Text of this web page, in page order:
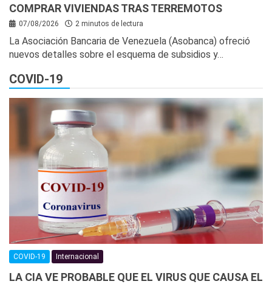
COMPRAR VIVIENDAS TRAS TERREMOTOS
07/08/2026 2 minutos de lectura
La Asociación Bancaria de Venezuela (Asobanca) ofreció
nuevos detalles sobre el esquema de subsidios y…
COVID-19
COVID-19 Internacional
LA CIA VE PROBABLE QUE EL VIRUS QUE CAUSA EL